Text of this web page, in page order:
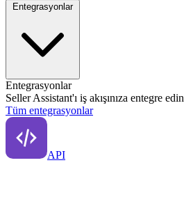
Entegrasyonlar
Entegrasyonlar
Seller Assistant'ı iş akışınıza entegre edin
Tüm entegrasyonlar
API